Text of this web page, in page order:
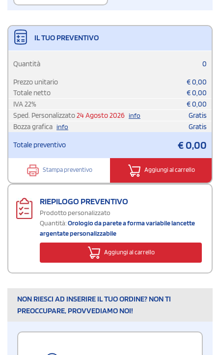
IL TUO PREVENTIVO
Quantità 0
Prezzo unitario €0,00
Totale netto
€0,00
IVA22% €0,00
Sped. Personalizzato24 Agosto 2026 info
Gratis
Bozza grafica info Gratis
Totale preventivo €0,00
Stampa preventivo Aggiungi al carrello
RIEPILOGO PREVENTIVO
Prodotto personalizzato
Quantità:Orologio da parete a forma variabile lancette
argentate personalizzabile
Aggiungi al carrello
NON RIESCI AD INSERIRE IL TUO ORDINE? NON TI
PREOCCUPARE, PROVVEDIAMO NOI!